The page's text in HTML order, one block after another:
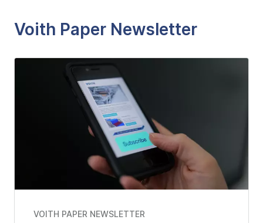
Voith Paper Newsletter
VOITH PAPER NEWSLETTER